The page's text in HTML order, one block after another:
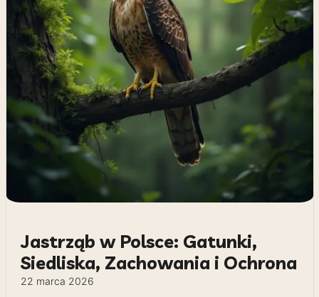
Jastrząb w Polsce: Gatunki,
Siedliska, Zachowania i Ochrona
22 marca 2026